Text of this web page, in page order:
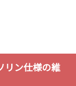
リン仕様の維